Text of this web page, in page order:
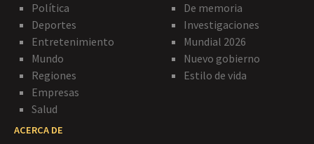
Política
Deportes
Entretenimiento
Mundo
Regiones
Empresas
Salud
De memoria
Investigaciones
Mundial 2026
Nuevo gobierno
Estilo de vida
ACERCA DE